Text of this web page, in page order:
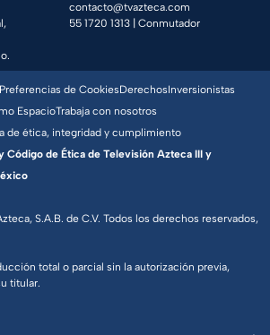
contacto@tvazteca.com
55 1720 1313 | Conmutador
S.A.B. de C.V. Todos los derechos reservados,
total o parcial sin la autorización previa,
titular.
de CookiesDerechosInversionistas
EspacioTrabaja con nosotros
de ética, integridad y cumplimiento
Código de Ética de Televisión Azteca III y